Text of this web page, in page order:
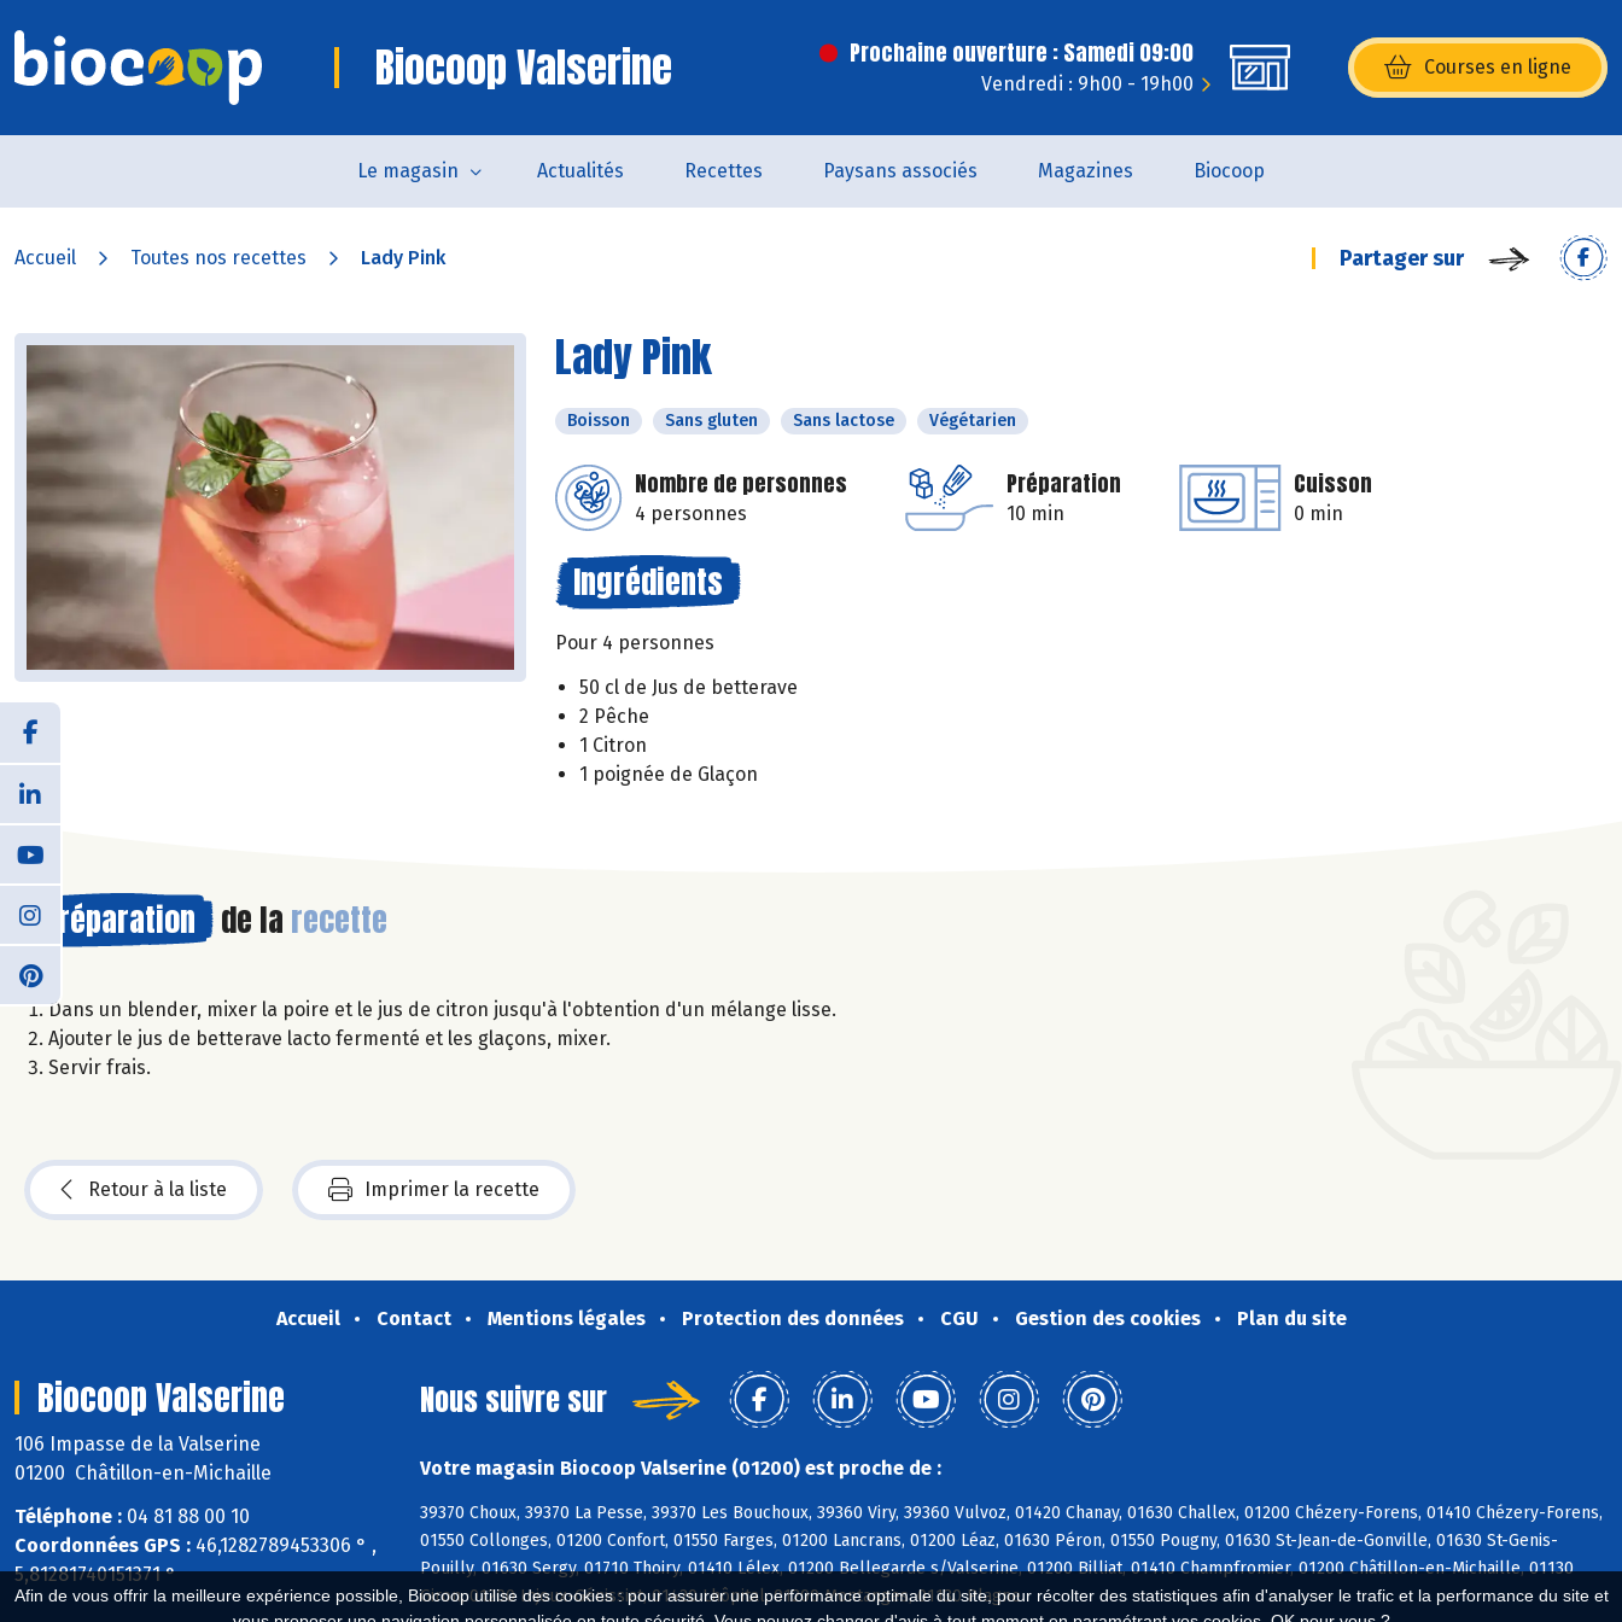
Afin de vous offrir la meilleure expérience possible, Biocoop utilise des cookies : pour assurer une performance optimale du site, pour récolter des statistiques afin d'analyser le trafic et la performance du site et
Biocoop Valserine Prochaine ouverture : Samedi 09:00
Vendredi : 9h00 - 19h00
Courses en ligne
(s’ouvre dans une nouvelle
Le magasin Actualités Recettes Paysans associés Magazines Biocoop
Accueil Toutes nos recettes Lady Pink Partager sur
Lady Pink
Boisson Sans gluten Sans lactose Végétarien
Nombre de personnes
4 personnes
Préparation
10 min
Cuisson
0 min
Ingrédients
Pour 4 personnes
50 cl de Jus de betterave
2 Pêche
1 Citron
1 poignée de Glaçon
Préparation de la recette
Dans un blender, mixer la poire et le jus de citron jusqu'à l'obtention d'un mélange lisse.
Ajouter le jus de betterave lacto fermenté et les glaçons, mixer.
Servir frais.
Retour à la liste Imprimer la recette
Accueil Contact Mentions légales Protection des données CGU Gestion des cookies Plan du site
Biocoop Valserine
106 Impasse de la Valserine
01200 Châtillon-en-Michaille
Téléphone : 04 81 88 00 10
Coordonnées GPS : 46,1282789453306 ° ,
5,81281740151371 °
Nous suivre sur
Votre magasin Biocoop Valserine (01200) est proche de :
39370 Choux, 39370 La Pesse, 39370 Les Bouchoux, 39360 Viry, 39360 Vulvoz, 01420 Chanay, 01630 Challex, 01200 Chézery-Forens, 01410 Chézery-Forens,
01550 Collonges, 01200 Confort, 01550 Farges, 01200 Lancrans, 01200 Léaz, 01630 Péron, 01550 Pougny, 01630 St-Jean-de-Gonville, 01630 St-Genis-
Pouilly, 01630 Sergy, 01710 Thoiry, 01410 Lélex, 01200 Bellegarde s/Valserine, 01200 Billiat, 01410 Champfromier, 01200 Châtillon-en-Michaille, 01130
Giron, 01200 Injoux-Génissiat, 01420 Lhôpital, 01200 Montanges, 01130 Plagne